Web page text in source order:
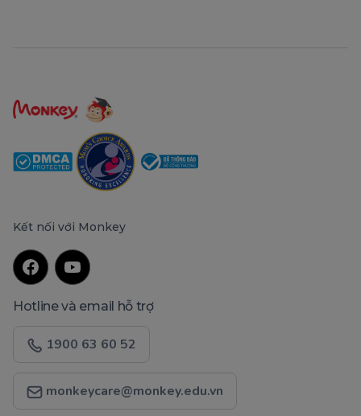
Kết nối với Monkey
Hotline và email hỗ trợ
1900 63 60 52
monkeycare@monkey.edu.vn